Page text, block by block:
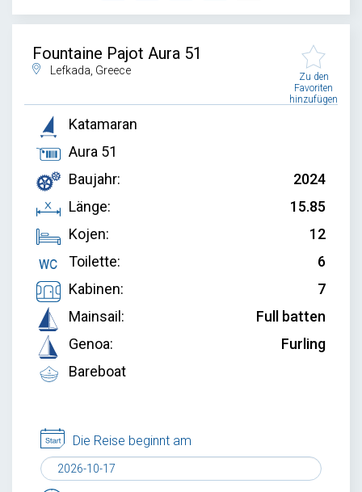
Fountaine Pajot Aura 51
Lefkada, Greece
Zu den
Favoriten
hinzufügen
Katamaran
Aura 51
Baujahr:
2024
Länge:
15.85
Kojen:
12
Toilette:
6
Kabinen:
7
Mainsail:
Full batten
Genoa:
Furling
Bareboat
Die Reise beginnt am